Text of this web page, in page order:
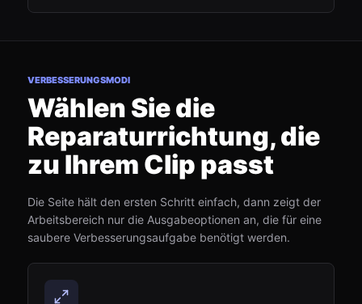
VERBESSERUNGSMODI
Wählen Sie die
Reparaturrichtung, die
zu Ihrem Clip passt
Die Seite hält den ersten Schritt einfach, dann zeigt der
Arbeitsbereich nur die Ausgabeoptionen an, die für eine
saubere Verbesserungsaufgabe benötigt werden.